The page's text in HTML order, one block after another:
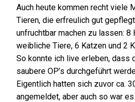
Auch heute kommen recht viele
Tieren, die erfreulich gut
unfruchtbar machen zu lassen: 8
weibliche Tiere, 6 Katzen und 2
So konnte ich live erleben, dass
saubere OP’s durchgeführt
Eigentlich hatten sich zuvor ca.
angemeldet, aber auch so war